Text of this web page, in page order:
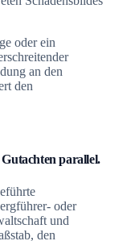
oder ein
an den
den
parallel.
oder
und
den